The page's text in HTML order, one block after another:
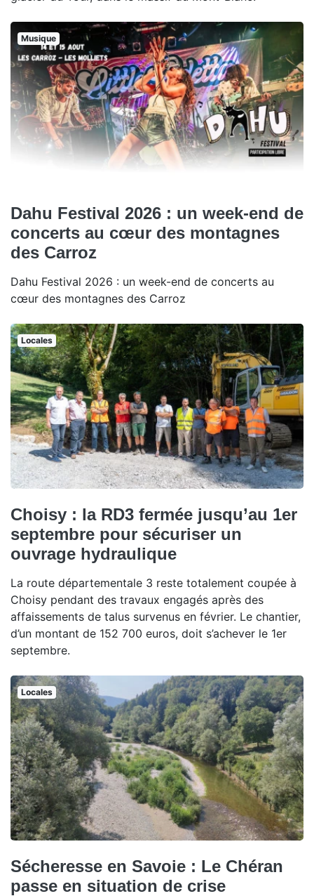
Musique
Dahu Festival 2026 : un week-end de
concerts au cœur des montagnes
des Carroz
Dahu Festival 2026 : un week-end de concerts au
cœur des montagnes des Carroz
Locales
Choisy : la RD3 fermée jusqu’au 1er
septembre pour sécuriser un
ouvrage hydraulique
La route départementale 3 reste totalement coupée à
Choisy pendant des travaux engagés après des
affaissements de talus survenus en février. Le chantier,
d’un montant de 152 700 euros, doit s’achever le 1er
septembre.
Locales
Sécheresse en Savoie : Le Chéran
passe en situation de crise